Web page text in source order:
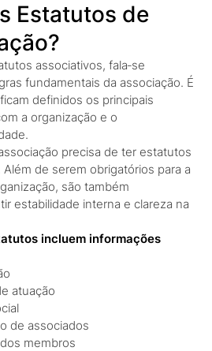
Estatutos de
associativos, fala‑se
fundamentais da associação. É
definidos os principais
a organização e o
precisa de ter estatutos
de serem obrigatórios para a
são também
estabilidade interna e clareza na
incluem informações
atuação
de associados
membros